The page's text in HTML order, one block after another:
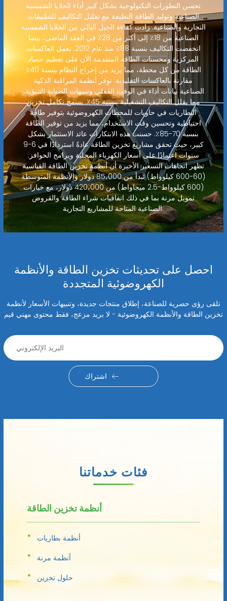
تحسن التطورات التكنولوجية بشكل كبير أداء الخلايا الشمسية
الصناعية وتوليد الطاقة النظيفة مع تقليل التكاليف للتطبيقات
التجارية والصناعية. زادت كفاءة الجيل التالي من الخلايا الشمسية
الصناعية من 18٪ إلى أكثر من 28٪ في العقد الماضي، بينما
انخفضت التكاليف بنسبة 88٪ منذ عام 2012. تعمل العاكسات
المركزية ومحسنات الطاقة المتقدمة الآن على تعظيم حصاد
الطاقة من كل محطة، مما يزيد من إخراج النظام بنسبة 40٪
مقارنة بالعاكسات التقليدية. توفر أنظمة المراقبة الذكية
الصناعية بيانات أداء في الوقت الفعلي وتنبيهات الصيانة التنبؤية،
مما يقلل التكاليف التشغيلية بنسبة 45٪. يسمح تكامل تخزين
البطاريات في حاويات للمحطات الكهروضوئية بتوفير طاقة
احتياطية وتحسين وقت الاستخدام، مما يزيد من توفير الطاقة
بنسبة 70-85٪. حسنت هذه الابتكارات عائد الاستثمار بشكل
كبير، حيث تحقق مشاريع تخزين الطاقة عادةً استردادًا في 6-9
سنوات اعتمادًا على أسعار الكهرباء المحلية وبرامج الحوافز.
تظهر اتجاهات التسعير الأخيرة أن أنظمة تخزين الطاقة القياسية
(60-600 كيلوواط) تبدأ من 85،000 دولار والأنظمة المتوسطة
(600 كيلوواط-2.5 ميجاواط) من 420،000 دولار، مع خيارات
تمويل مرنة بما في ذلك اتفاقيات شراء الطاقة والقروض
الصناعية المتاحة للمشاريع التجارية.
احصل على تحديثات تخزين الطاقة والأنظمة
الكهروضوئية المتجددة
تلقى رؤى حصرية للصناعة، إطلاق منتجات جديدة، وتنبيهات الأسعار لأنظمة
تخزين الطاقة والأنظمة الكهروضوئية - لا بريد مزعج، فقط محتوى مهني قيم
اشتراك
فئات خدماتنا
أنظمة تخزين الطاقة
أنظمة بطاريات
أنظمة مرنة
حلول تخزين